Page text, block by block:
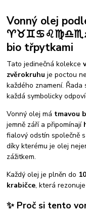
Vonný olej
bio třpytkami
Tato jedinečná kolekce
zvěrokruhu je poctou
každého znamení. Řada
každá symbolicky
Vonný olej má tmavou
jemně září a připomínají
fialový odstín společně
díky kterému je olej
zážitkem.
Každý olej je plněn do
krabičce, která
✨ Proč si tento